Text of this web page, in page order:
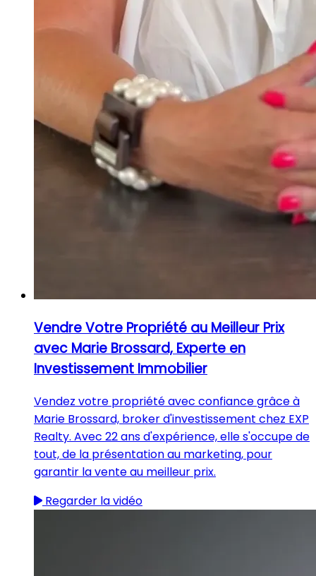
Vendre Votre Propriété au Meilleur Prix
avec Marie Brossard, Experte en
Investissement Immobilier
Vendez votre propriété avec confiance grâce à
Marie Brossard, broker d'investissement chez EXP
Realty. Avec 22 ans d'expérience, elle s'occupe de
tout, de la présentation au marketing, pour
garantir la vente au meilleur prix.
Regarder la vidéo